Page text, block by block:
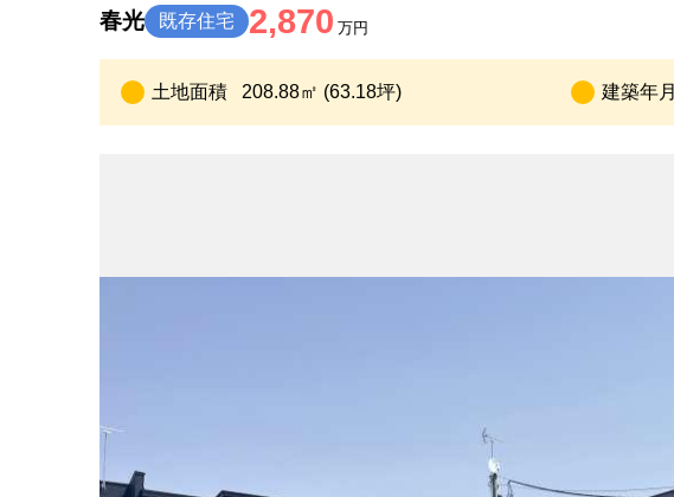
春光 既存住宅 2,870 万円
土地面積 208.88㎡ (63.18坪) 建築年月